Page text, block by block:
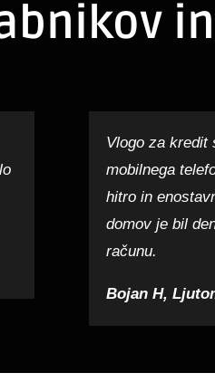
Vlogo za kredit
mobilnega
hitro in
domov je bil
računu.
Bojan H,